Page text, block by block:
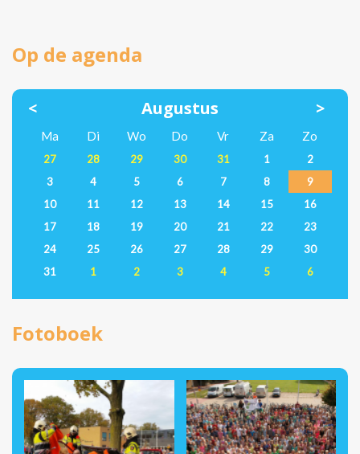
Op de agenda
< Augustus >
Ma Di Wo Do Vr Za Zo
27 28 29 30 31 1
2
3
4 5 6 7 8
9
10
11 12 13 14 15
16
17
18 19 20 21 22
23
24
25 26 27 28 29
30
31
1 2 3 4 5 6
Fotoboek